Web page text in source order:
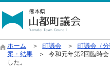
ホーム ＞ 町議会 ＞ 町議会（分
案・結果 ＞ 令和元年第2回臨時
した。